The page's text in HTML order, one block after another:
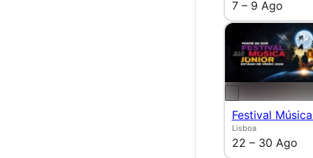
7 – 9 Ago
Festival
Lisboa
22 – 30 Ago